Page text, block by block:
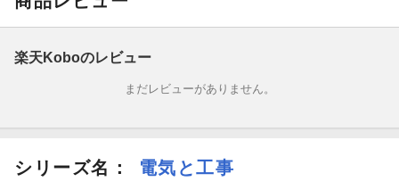
また、一般記事として、遠隔測定の基本と実際の使用事例を紹介
された公共建築工事標準仕様書等の概要を解説した「公共建築工
楽天Koboのレビュー
まだレビューがありません。
シリーズ名： 電気と工事